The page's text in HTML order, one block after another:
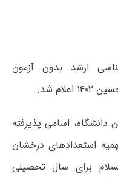
ارشد بدون آزمون
شد.
دانشگاه، اسامی پذیرفته
استعدادهای درخشان
برای سال تحصیلی